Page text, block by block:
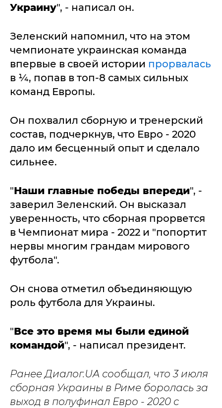
Украину", - написал он.
Зеленский напомнил, что на этом
чемпионате украинская команда
впервые в своей истории прорвалась
в ¼, попав в топ-8 самых сильных
команд Европы.
Он похвалил сборную и тренерский
состав, подчеркнув, что Евро - 2020
дало им бесценный опыт и сделало
сильнее.
"Наши главные победы впереди", -
заверил Зеленский. Он высказал
уверенность, что сборная прорвется
в Чемпионат мира - 2022 и "попортит
нервы многим грандам мирового
футбола".
Он снова отметил объединяющую
роль футбола для Украины.
"Все это время мы были единой
командой", - написал президент.
Ранее Диалог.UA сообщал, что 3 июля
сборная Украины в Риме боролась за
выход в полуфинал Евро - 2020 с